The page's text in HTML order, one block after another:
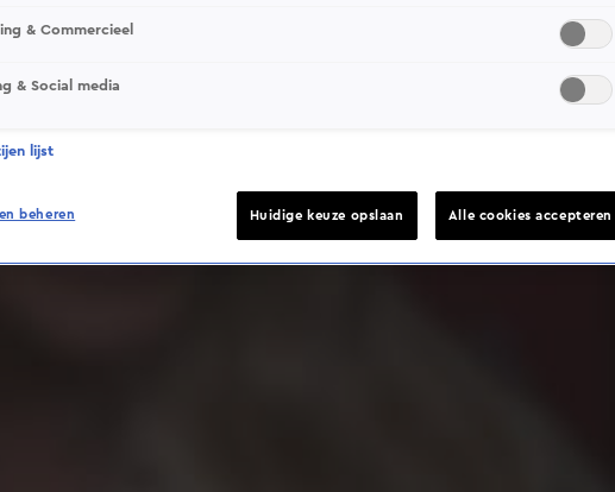
Deze video is niet beschikbaar op je huidige locatie
& Commercieel
& Social media
lijst
beheren Huidige keuze opslaan Alle cookies accepteren